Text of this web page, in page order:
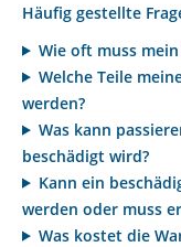
Häufig gestellte
Wie oft muss
Welche Teile
werden?
Was kann
beschädigt wird?
Kann ein
werden oder muss
Was kostet die